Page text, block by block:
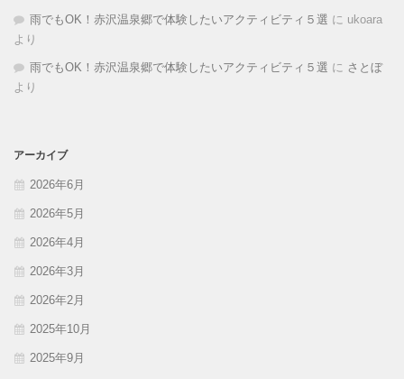
雨でもOK！赤沢温泉郷で体験したいアクティビティ５選 に ukoara
より
雨でもOK！赤沢温泉郷で体験したいアクティビティ５選 に さとぼ
より
アーカイブ
2026年6月
2026年5月
2026年4月
2026年3月
2026年2月
2025年10月
2025年9月